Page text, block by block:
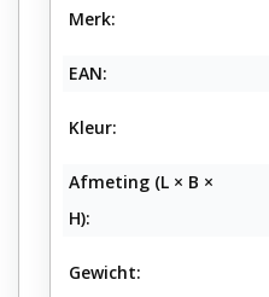
Merk:
EAN:
Kleur:
Afmeting (L × B ×
H):
Gewicht: